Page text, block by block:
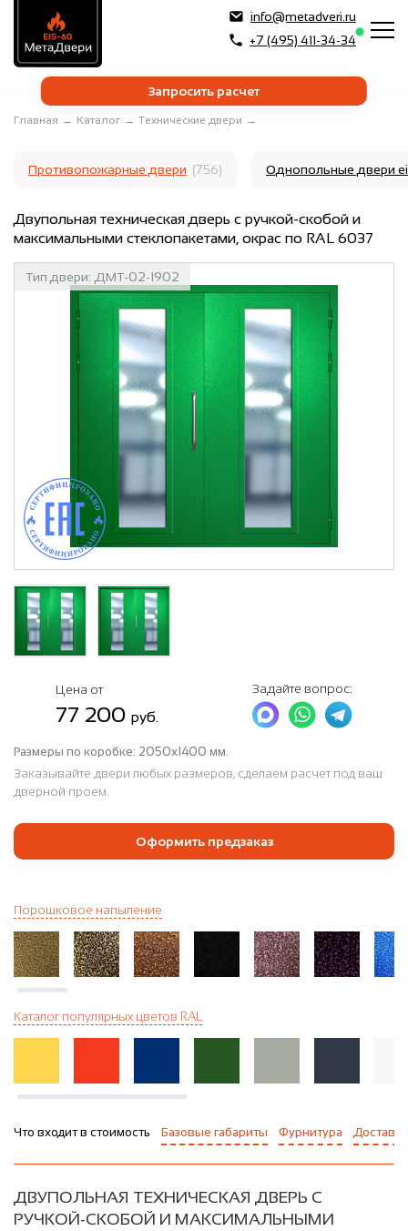
info@metadveri.ru
+7 (495) 411-34-34
Запросить расчет
Главная → Каталог → Технические двери →
Противопожарные двери (756) Однопольные двери
Двупольная техническая дверь с ручкой-скобой и
максимальными стеклопакетами, окрас по RAL 6037
Тип двери: ДМТ-02-1902
Цена от
77 200 руб.
Задайте вопрос:
Размеры по коробке: 2050х1400 мм.
Заказывайте двери любых размеров, сделаем расчет под ваш
дверной проем.
Оформить предзаказ
Порошковое напыление
Каталог популярных цветов RAL
Что входит в стоимость Базовые габариты Фурнитура Доставка
ДВУПОЛЬНАЯ ТЕХНИЧЕСКАЯ ДВЕРЬ С
РУЧКОЙ-СКОБОЙ И МАКСИМАЛЬНЫМИ